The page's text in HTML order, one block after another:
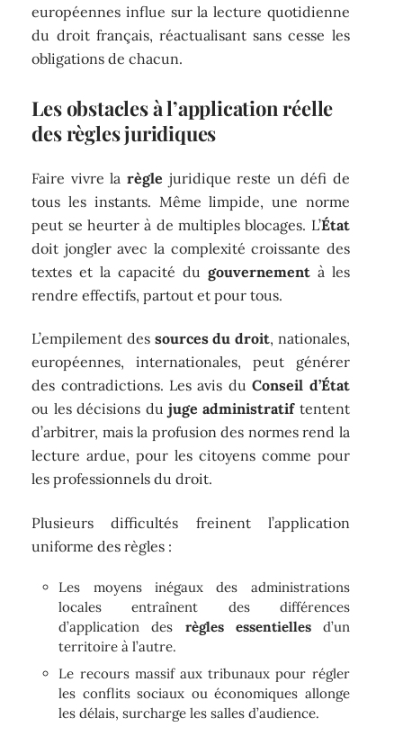
européennes influe sur la lecture quotidienne
du droit français, réactualisant sans cesse les
obligations de chacun.
Les obstacles à l’application réelle
des règles juridiques
Faire vivre la règle juridique reste un défi de
tous les instants. Même limpide, une norme
peut se heurter à de multiples blocages. L’État
doit jongler avec la complexité croissante des
textes et la capacité du gouvernementà les
rendre effectifs, partout et pour tous.
L’empilement des sources du droit, nationales,
européennes, internationales, peut générer
des contradictions. Les avis duConseil d’État
ou les décisions du juge administratiftentent
d’arbitrer, mais la profusion des normes rend la
lecture ardue, pour les citoyens comme pour
les professionnels du droit.
Plusieurs difficultés freinent l’application
uniforme des règles :
Les moyens inégaux des administrations
locales entraînent des différences
d’application des règles essentiellesd’un
territoire à l’autre.
Le recours massif aux tribunaux pour régler
les conflits sociaux ou économiques allonge
les délais, surcharge les salles d’audience.